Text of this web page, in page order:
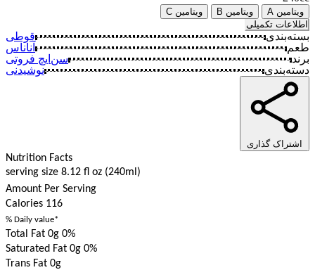
ویتامین A ویتامین B
ویتامین C
اطلاعات تکمیلی
بسته‌بندی
قوطی
طعم
آناناس
برند
سن‌ایچ فروتی
دسته‌بندی
نوشیدنی‌
اشتراک گذاری
Nutrition Facts
serving size 8.12 fl oz (240ml)
Amount Per Serving
Calories 116
% Daily value*
Total Fat 0g 0%
Saturated Fat 0g 0%
Trans Fat 0g